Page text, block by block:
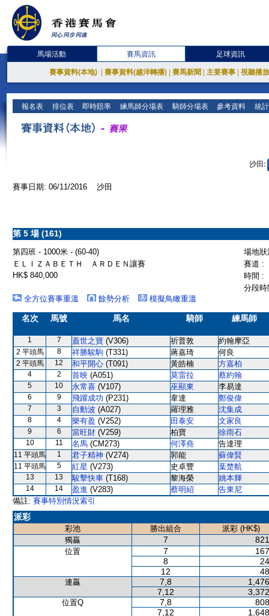
馬場活動 賽馬資訊 足球資訊
賽事資料(本地) 賽事資料(越洋轉播) 賽馬新聞 主要賽事 視聽播
報名表 排位表 即時賠率 練馬師分場表 騎師分場表 參考資料 統
沙田:
賽事日期: 06/11/2016 沙田
第 5 場 (161)
第四班 - 1000米 - (60-40)
場地
ＥＬＩＺＡＢＥＴＨ ＡＲＤＥＮ讓賽
賽道 :
HK$ 840,000
時間 :
分段
全方位賽事重溫
餘勢分析 模擬鳥瞰重溫
名次 馬號 馬名 騎師 練馬師
1 7 蓋世之寶 (V306) 祈普敦 約翰摩亞
2 平頭馬 8 祥勝駿駒 (T331) 蔣嘉琦 何良
2 平頭馬 12 和平開心 (T091) 黃皓楠 方嘉柏
4 2 首映 (A051) 莫雷拉 蔡約翰
5 10 永常喜 (V107) 巫顯東 李易達
6 9 飛躍成功 (P231) 韋達 鄭俊偉
7 3 自動波 (A027) 羅理雅 沈集成
8 4 樂有盈 (V252) 田泰安 文家良
9 6 當旺財 (V259) 柏寶 徐雨石
10 11 名馬 (CM273) 何澤堯 告達理
11 平頭馬 1 君子精神 (V274) 郭能 蘇偉賢
11 平頭馬 5 紅星 (V273) 史卓豐 葉楚航
13 13 駿擊快車 (T168) 黎海榮 姚本輝
14 14 盈進 (V283) 蔡明紹
告東尼
備註: 賽事特別情況索引
派彩
彩池 勝出組合
派彩 (HK$)
獨贏
7
位置 7
8
12
連贏 7,8
7,12
位置Q 7,8
7,12